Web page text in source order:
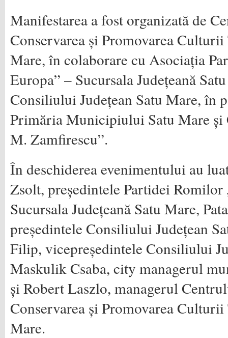
Manifestarea a fost organizată de
Conservarea și Promovarea
Mare, în colaborare cu Asociația
Europa” – Sucursala Județeană
Consiliului Județean Satu Mare, în
Primăria Municipiului Satu Mare și
M. Zamfirescu”.
În deschiderea evenimentului au
Zsolt, președintele Partidei Romilor
Sucursala Județeană Satu Mare,
președintele Consiliului Județean
Filip, vicepreședintele Consiliului
Maskulik Csaba, city managerul
și Robert Laszlo, managerul
Conservarea și Promovarea
Mare.